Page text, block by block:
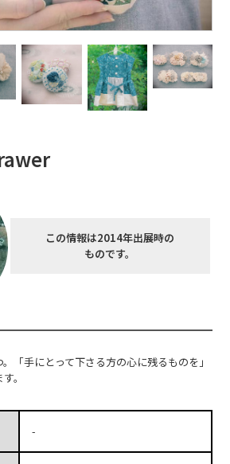
この情報は2014年出展時の
ものです。
「手にとって下さる方の心に残るものを」
。
-